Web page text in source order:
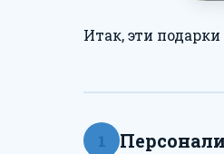
Итак, эти
1